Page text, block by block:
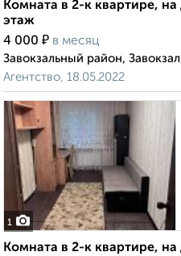
Комната в 2-к квартире,
этаж
4 000 ₽ в месяц
Завокзальный район,
Агентство, 18.05.2022
1
Комната в 2-к квартире,